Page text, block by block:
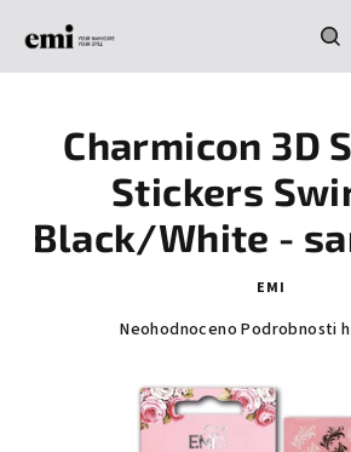
Charmicon 3D
Stickers
Black/White -
EMI
Průměrné
0,0
Neohodnoceno Podrobnosti